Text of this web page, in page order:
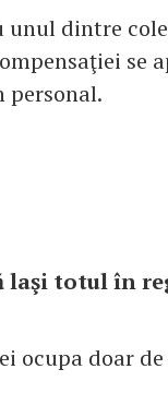
unul dintre
se
personal.
laşi totul în
ocupa doar